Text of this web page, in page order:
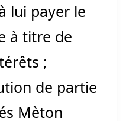
lui payer le
à titre de
;
de partie
Mèton